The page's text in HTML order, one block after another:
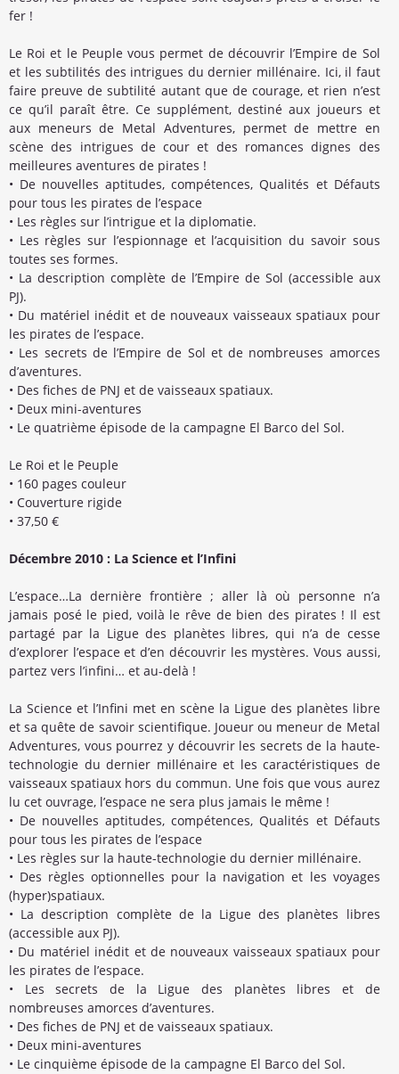
fer !
Le Roi et le Peuple vous permet de découvrir l’Empire de Sol
et les subtilités des intrigues du dernier millénaire. Ici, il faut
faire preuve de subtilité autant que de courage, et rien n’est
ce qu’il paraît être. Ce supplément, destiné aux joueurs et
aux meneurs de Metal Adventures, permet de mettre en
scène des intrigues de cour et des romances dignes des
meilleures aventures de pirates !
• De nouvelles aptitudes, compétences, Qualités et Défauts
pour tous les pirates de l’espace
• Les règles sur l’intrigue et la diplomatie.
• Les règles sur l’espionnage et l’acquisition du savoir sous
toutes ses formes.
• La description complète de l’Empire de Sol (accessible aux
PJ).
• Du matériel inédit et de nouveaux vaisseaux spatiaux pour
les pirates de l’espace.
• Les secrets de l’Empire de Sol et de nombreuses amorces
d’aventures.
• Des fiches de PNJ et de vaisseaux spatiaux.
• Deux mini-aventures
• Le quatrième épisode de la campagne El Barco del Sol.
Le Roi et le Peuple
• 160 pages couleur
• Couverture rigide
• 37,50 €
Décembre 2010 : La Science et l’Infini
L’espace…La dernière frontière ; aller là où personne n’a
jamais posé le pied, voilà le rêve de bien des pirates ! Il est
partagé par la Ligue des planètes libres, qui n’a de cesse
d’explorer l’espace et d’en découvrir les mystères. Vous aussi,
partez vers l’infini… et au-delà !
La Science et l’Infini met en scène la Ligue des planètes libre
et sa quête de savoir scientifique. Joueur ou meneur de Metal
Adventures, vous pourrez y découvrir les secrets de la haute-
technologie du dernier millénaire et les caractéristiques de
vaisseaux spatiaux hors du commun. Une fois que vous aurez
lu cet ouvrage, l’espace ne sera plus jamais le même !
• De nouvelles aptitudes, compétences, Qualités et Défauts
pour tous les pirates de l’espace
• Les règles sur la haute-technologie du dernier millénaire.
• Des règles optionnelles pour la navigation et les voyages
(hyper)spatiaux.
• La description complète de la Ligue des planètes libres
(accessible aux PJ).
• Du matériel inédit et de nouveaux vaisseaux spatiaux pour
les pirates de l’espace.
• Les secrets de la Ligue des planètes libres et de
nombreuses amorces d’aventures.
• Des fiches de PNJ et de vaisseaux spatiaux.
• Deux mini-aventures
• Le cinquième épisode de la campagne El Barco del Sol.